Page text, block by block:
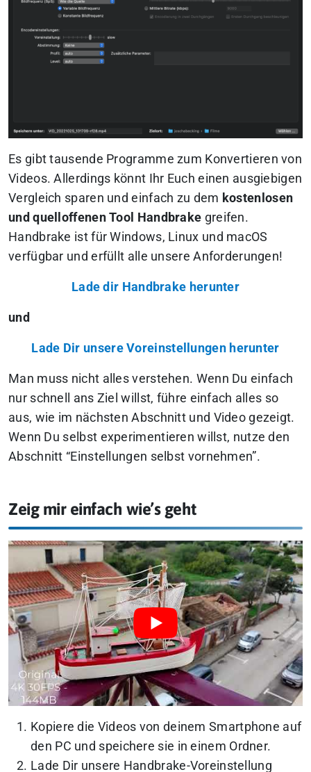
Es gibt tausende Programme zum Konvertieren von
Videos. Allerdings könnt Ihr Euch einen ausgiebigen
Vergleich sparen und einfach zu dem kostenlosen
und quelloffenen Tool Handbrake greifen.
Handbrake ist für Windows, Linux und macOS
verfügbar und erfüllt alle unsere Anforderungen!
Lade dir Handbrake herunter
und
Lade Dir unsere Voreinstellungen herunter
Man muss nicht alles verstehen. Wenn Du einfach
nur schnell ans Ziel willst, führe einfach alles so
aus, wie im nächsten Abschnitt und Video gezeigt.
Wenn Du selbst experimentieren willst, nutze den
Abschnitt “Einstellungen selbst vornehmen”.
Zeig mir einfach wie’s geht
Kopiere die Videos von deinem Smartphone auf
den PC und speichere sie in einem Ordner.
Lade Dir unsere Handbrake-Voreinstellung